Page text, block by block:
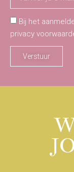
Bij het
privacy
Verstuur